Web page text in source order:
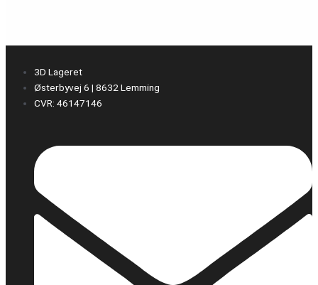
3D Lageret
Østerbyvej 6 | 8632 Lemming
CVR: 46147146